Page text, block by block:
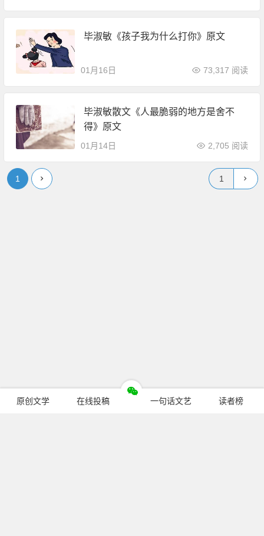
毕淑敏《孩子我为什么打你》原文
01月16日 73,317 阅读
毕淑敏散文《人最脆弱的地方是舍不
得》原文
01月14日 2,705 阅读
1
原创文学 在线投稿 一句话文艺 读者榜